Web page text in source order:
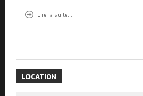
Lire la suite...
LOCATION